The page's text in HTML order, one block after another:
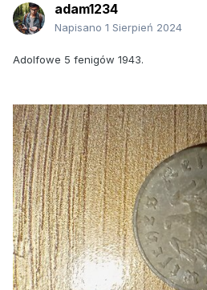
adam1234
Napisano 1 Sierpień 2024
Adolfowe 5 fenigów 1943.